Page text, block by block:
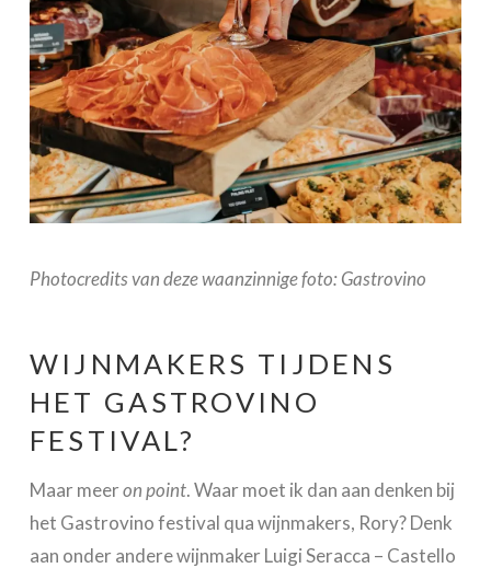
Photocredits van deze waanzinnige foto: Gastrovino
WIJNMAKERS TIJDENS
HET GASTROVINO
FESTIVAL?
Maar meeron point. Waar moet ik dan aan denken bij
het Gastrovino festival qua wijnmakers, Rory? Denk
aan onder andere wijnmaker Luigi Seracca – Castello